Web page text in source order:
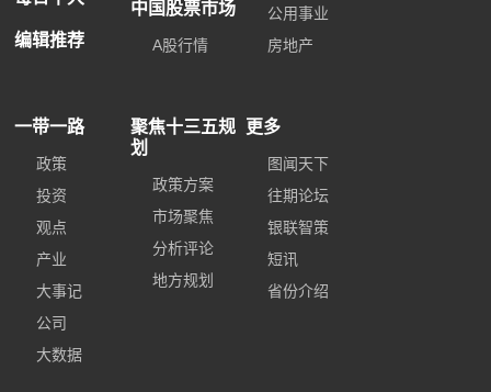
编辑推荐
中国股票市场
A股行情
公用事业
房地产
一带一路
政策
投资
观点
产业
大事记
公司
大数据
聚焦十三五规
划
政策方案
市场聚焦
分析评论
地方规划
更多
图闻天下
往期论坛
银联智策
短讯
省份介绍